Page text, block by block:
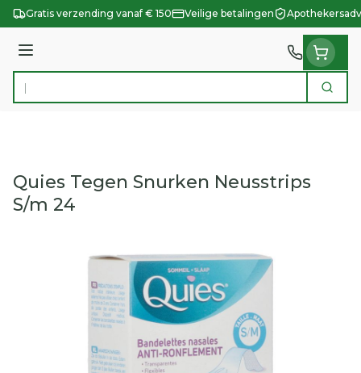
Ga naar de inhoud
Gratis verzending vanaf € 150 Veilige betalingen
Menu
Product, merk, categorie... Zoek
Quies Tegen Snurken Neusstrips
S/m 24